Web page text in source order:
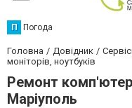
П Погода
Головна Довідник
моніторів, ноутбуків
Ремонт
Маріуполь